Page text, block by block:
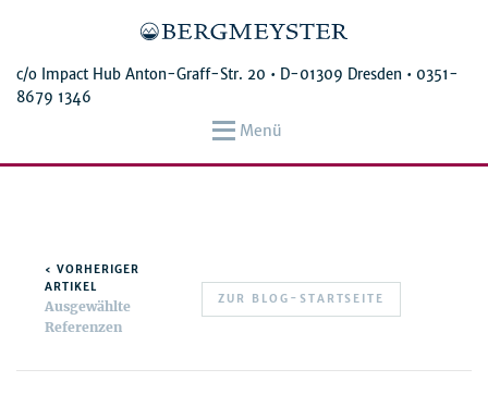
c/o Impact Hub Anton-Graff-Str. 20 • D-01309 Dresden • 0351-
8679 1346
Menü
‹ VORHERIGER
ARTIKEL
Ausgewählte
Referenzen
ZUR BLOG-STARTSEITE